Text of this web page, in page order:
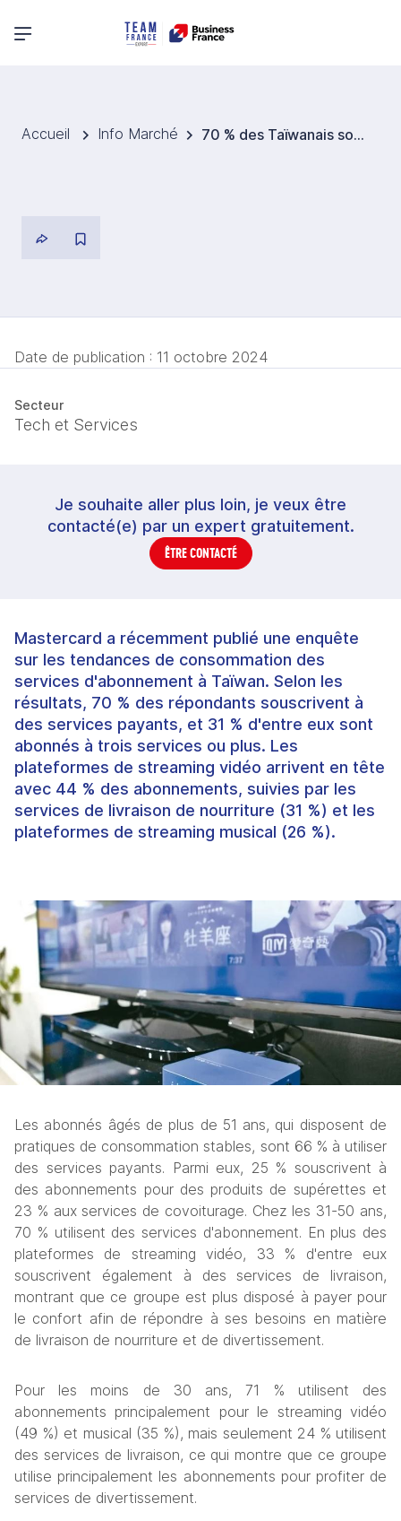
Menu principal
Accueil Info Marché 70 % des Taïwanais sont abonnés à des services payants
Date de publication : 11 octobre 2024
Secteur
Tech et Services
Je souhaite aller plus loin, je veux être
contacté(e) par un expert gratuitement.
ÊTRE CONTACTÉ
Mastercard a récemment publié une enquête
sur les tendances de consommation des
services d'abonnement à Taïwan. Selon les
résultats, 70 % des répondants souscrivent à
des services payants, et 31 % d'entre eux sont
abonnés à trois services ou plus. Les
plateformes de streaming vidéo arrivent en tête
avec 44 % des abonnements, suivies par les
services de livraison de nourriture (31 %) et les
plateformes de streaming musical (26 %).
Les abonnés âgés de plus de 51 ans, qui disposent de
pratiques de consommation stables, sont 66 % à utiliser
des services payants. Parmi eux, 25 % souscrivent à
des abonnements pour des produits de supérettes et
23 % aux services de covoiturage. Chez les 31-50 ans,
70 % utilisent des services d'abonnement. En plus des
plateformes de streaming vidéo, 33 % d'entre eux
souscrivent également à des services de livraison,
montrant que ce groupe est plus disposé à payer pour
le confort afin de répondre à ses besoins en matière
de livraison de nourriture et de divertissement.
Pour les moins de 30 ans, 71 % utilisent des
abonnements principalement pour le streaming vidéo
(49 %) et musical (35 %), mais seulement 24 % utilisent
des services de livraison, ce qui montre que ce groupe
utilise principalement les abonnements pour profiter de
services de divertissement.